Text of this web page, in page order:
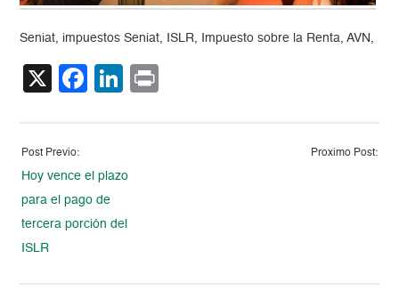
Seniat, impuestos Seniat, ISLR, Impuesto sobre la Renta, AVN,
X Facebook
LinkedIn
Post Previo:
Hoy vence el plazo
para el pago de
tercera porción del
ISLR
Proximo Post: